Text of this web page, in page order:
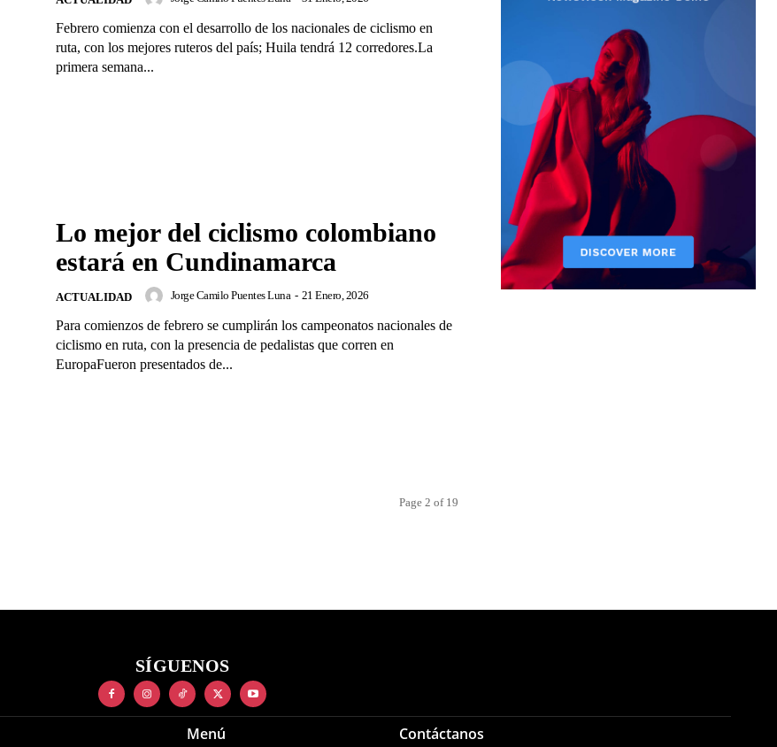
Febrero comienza con el desarrollo de los nacionales de ciclismo en
ruta, con los mejores ruteros del país; Huila tendrá 12 corredores.La
primera semana...
Lo mejor del ciclismo colombiano
estará en Cundinamarca
ACTUALIDAD Jorge Camilo Puentes Luna - 21 Enero, 2026
Para comienzos de febrero se cumplirán los campeonatos nacionales de
ciclismo en ruta, con la presencia de pedalistas que corren en
EuropaFueron presentados de...
Page 2 of 19
SÍGUENOS
Menú Contáctanos